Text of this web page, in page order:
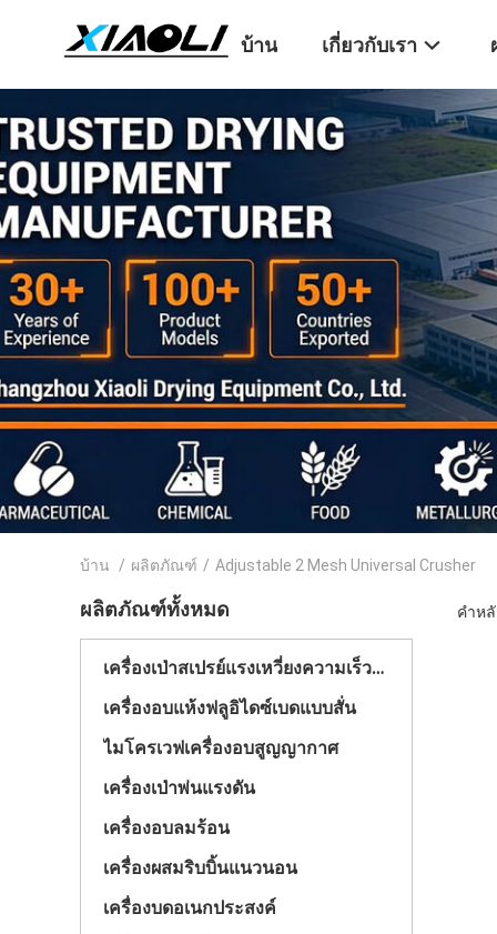
บ้าน เกี่ยวกับเรา
บ้าน / ผลิตภัณฑ์ / Adjustable 2 Mesh Universal Crusher
ผลิตภัณฑ์ทั้งหมด
เครื่องเป่าสเปรย์แรงเหวี่ยงความเร็วสูง
เครื่องอบแห้งฟลูอิไดซ์เบดแบบสั่น
ไมโครเวฟเครื่องอบสูญญากาศ
เครื่องเป่าพ่นแรงดัน
เครื่องอบลมร้อน
เครื่องผสมริบบิ้นแนวนอน
เครื่องบดอเนกประสงค์
คำห